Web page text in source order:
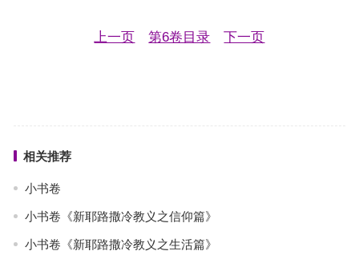
上一页 第6卷目录 下一页
相关推荐
小书卷
小书卷《新耶路撒冷教义之信仰篇》
小书卷《新耶路撒冷教义之生活篇》